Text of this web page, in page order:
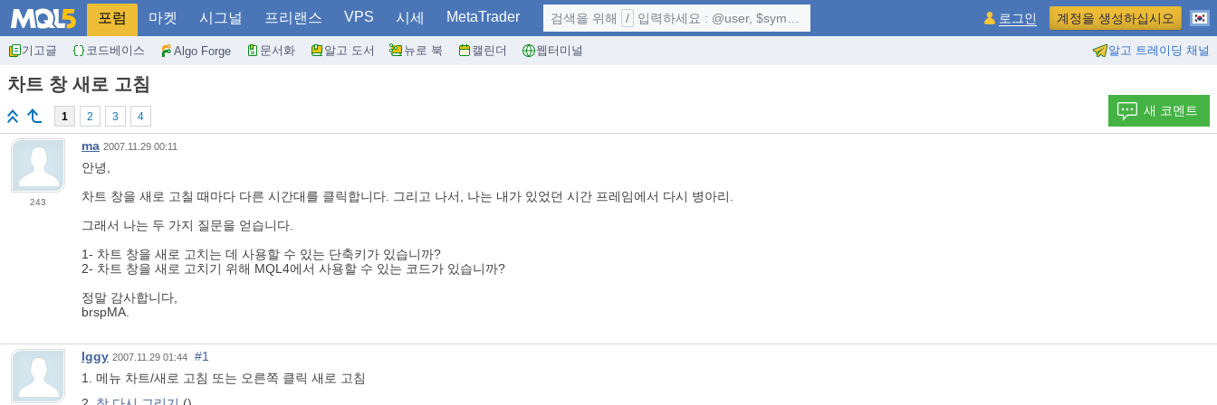
포럼 마켓 시그널 프리랜스 VPS 시세 MetaTrader
기고글 코드베이스 Algo Forge 문서화 알고 도서 뉴로 북 캘린더 웹터미널 알고 트레이딩 채널
검색을 위해 / 입력하세요 : @user, $symbol, ... 로그인 계정을 생성하십시오
차트 창 새로 고침
1 2 3 4 새 코멘트
243
ma 2007.11.29 00:11
안녕,
차트 창을 새로 고칠 때마다 다른 시간대를 클릭합니다. 그리고 나서, 나는 내가 있었던 시간 프레임에서 다시 병아리.
그래서 나는 두 가지 질문을 얻습니다.
1- 차트 창을 새로 고치는 데 사용할 수 있는 단축키가 있습니까?
2- 차트 창을 새로 고치기 위해 MQL4에서 사용할 수 있는 코드가 있습니까?
정말 감사합니다,
brspMA.
Iggy 2007.11.29 01:44
#1
1. 메뉴 차트/새로 고침 또는 오른쪽 클릭 새로 고침